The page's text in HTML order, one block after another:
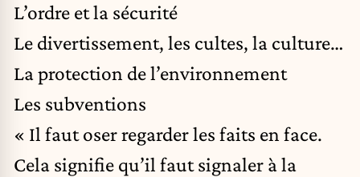
L’ordre et la sécurité
Le divertissement, les cultes, la culture…
La protection de l’environnement
Les subventions
« Il faut oser regarder les faits en face.
Cela signifie qu’il faut signaler à la